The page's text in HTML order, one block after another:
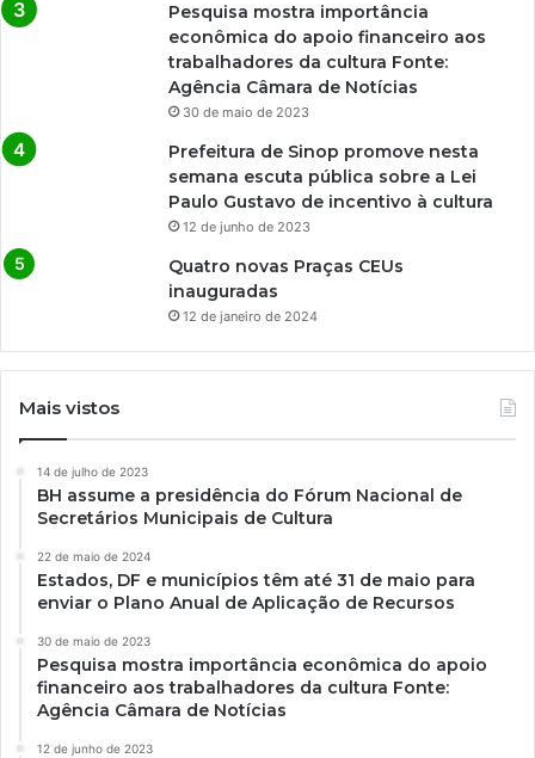
Pesquisa mostra importância
econômica do apoio financeiro aos
trabalhadores da cultura Fonte:
Agência Câmara de Notícias
30 de maio de 2023
Prefeitura de Sinop promove nesta
semana escuta pública sobre a Lei
Paulo Gustavo de incentivo à cultura
12 de junho de 2023
Quatro novas Praças CEUs
inauguradas
12 de janeiro de 2024
Mais vistos
14 de julho de 2023
BH assume a presidência do Fórum Nacional de
Secretários Municipais de Cultura
22 de maio de 2024
Estados, DF e municípios têm até 31 de maio para
enviar o Plano Anual de Aplicação de Recursos
30 de maio de 2023
Pesquisa mostra importância econômica do apoio
financeiro aos trabalhadores da cultura Fonte:
Agência Câmara de Notícias
12 de junho de 2023